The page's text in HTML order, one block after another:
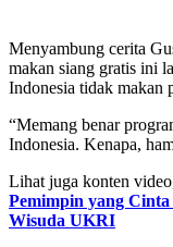
Menyambung cerita
makan siang gratis ini
Indonesia tidak makan
“Memang benar
Indonesia. Kenapa,
Lihat juga konten
Pemimpin yang
Wisuda UKRI